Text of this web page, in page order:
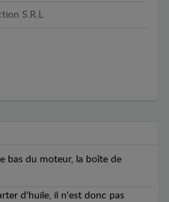
S.R.L
bas du moteur, la boîte de
d'huile, il n'est donc pas